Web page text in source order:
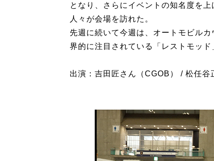
となり、さらにイベントの知名度を
人々が会場を訪れた。
先週に続いて今週は、オートモビル
界的に注目されている「レストモッド
出演：吉田匠さん（CGOB） / 松任谷